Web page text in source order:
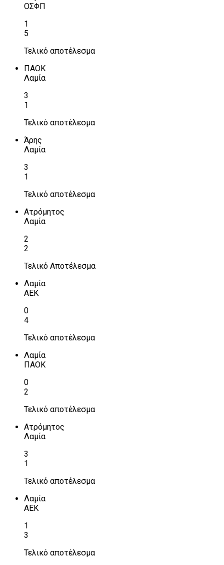
ΟΣΦΠ
1
5
Τελικό αποτέλεσμα
ΠΑΟΚ
Λαμία
3
1
Τελικό αποτέλεσμα
Άρης
Λαμία
3
1
Τελικό αποτέλεσμα
Ατρόμητος
Λαμία
2
2
Τελικό Αποτέλεσμα
Λαμία
ΑΕΚ
0
4
Τελικό αποτέλεσμα
Λαμία
ΠΑΟΚ
0
2
Τελικό αποτέλεσμα
Ατρόμητος
Λαμία
3
1
Τελικό αποτέλεσμα
Λαμία
ΑΕΚ
1
3
Τελικό αποτέλεσμα